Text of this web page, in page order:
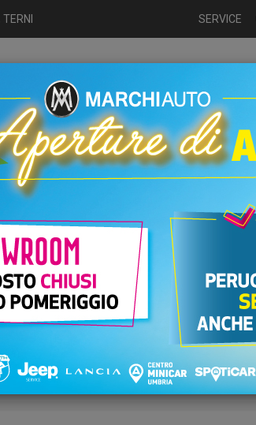
SERVICE
USATO NUOVO NOLEGGIO
BENZINA NUOVE
- 11 di 11